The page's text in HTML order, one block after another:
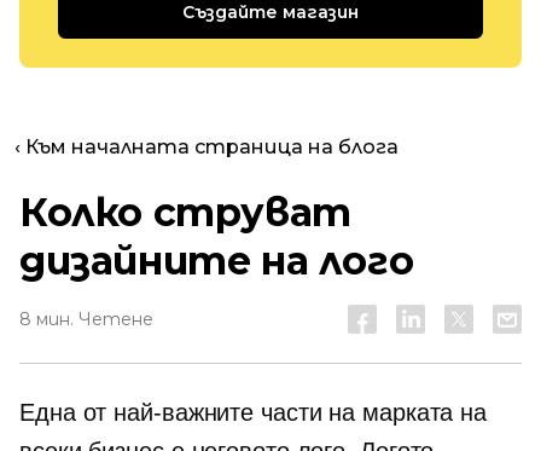
Създайте магазин
‹ Към началната страница на блога
Колко струват
дизайните на лого
8 мин. Четене
Една от най-важните части на марката на